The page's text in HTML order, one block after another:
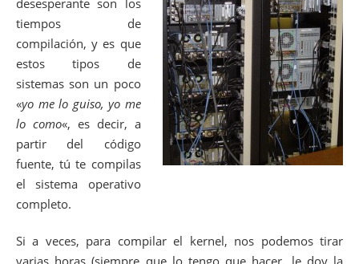
desesperante son los
tiempos de
compilación, y es que
estos tipos de
sistemas son un poco
«yo me lo guiso, yo me
lo como«, es decir, a
partir del código
fuente, tú te compilas
el sistema operativo
completo.
Si a veces, para compilar el kernel, nos podemos tirar
varias horas (siempre que lo tengo que hacer, le doy la